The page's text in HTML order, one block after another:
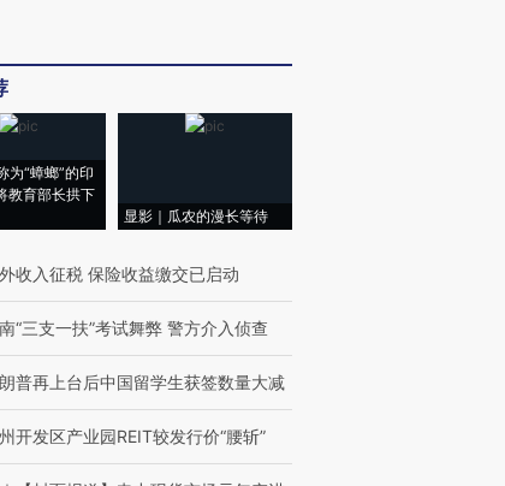
为“蟑螂”的印
教育部长拱下
显影｜瓜农的漫长等待
收入征税 保险收益缴交已启动
“三支一扶”考试舞弊 警方介入侦查
普再上台后中国留学生获签数量大减
开发区产业园REIT较发行价“腰斩”